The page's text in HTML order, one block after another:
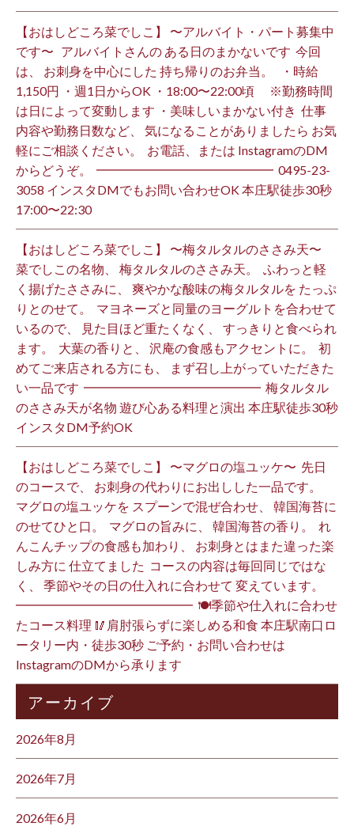
【おはしどころ菜でしこ】 〜アルバイト・パート募集中
です〜 ⁡ ⁡ アルバイトさんの ある日のまかないです ⁡ 今回
は、 お刺身を中心にした 持ち帰りのお弁当。 ⁡ ⁡ ・時給
1,150円 ・週1日からOK ・18:00〜22:00頃 ※勤務時間
は日によって変動します ・美味しいまかない付き ⁡ 仕事
内容や勤務日数など、 気になることがありましたら お気
軽にご相談ください。 ⁡ お電話、または InstagramのDM
からどうぞ。 ⁡ ━━━━━━━━━━━━━━ ⁡ ️0495-23-
3058 インスタDMでもお問い合わせOK 本庄駅徒歩30秒
17:00〜22:30 ⁡
【おはしどころ菜でしこ】 〜梅タルタルのささみ天〜 ⁡
菜でしこの名物、 梅タルタルのささみ天。 ⁡ ふわっと軽
く揚げたささみに、 爽やかな酸味の梅タルタルを たっぷ
りとのせて。 ⁡ マヨネーズと同量のヨーグルトを合わせて
いるので、 見た目ほど重たくなく、 すっきりと食べられ
ます。 ⁡ 大葉の香りと、 沢庵の食感もアクセントに。 ⁡ 初
めてご来店される方にも、 まず召し上がっていただきた
い一品です️ ⁡ ━━━━━━━━━━━━━━ ⁡ 梅タルタル
のささみ天が名物 遊び心ある料理と演出 本庄駅徒歩30秒
インスタDM予約OK ⁡
【おはしどころ菜でしこ】 〜マグロの塩ユッケ〜 ⁡ 先日
のコースで、 お刺身の代わりにお出しした一品です。 ⁡
マグロの塩ユッケを スプーンで混ぜ合わせ、 韓国海苔に
のせてひと口。 ⁡ マグロの旨みに、 韓国海苔の香り。 ⁡ れ
んこんチップの食感も加わり、 お刺身とはまた違った楽
しみ方に 仕立てました️ ⁡ コースの内容は毎回同じではな
く、 季節やその日の仕入れに合わせて 変えています。 ⁡
━━━━━━━━━━━━━━ ⁡ 🍽季節や仕入れに合わせ
たコース料理 🥢肩肘張らずに楽しめる和食 本庄駅南口ロ
ータリー内・徒歩30秒 ご予約・お問い合わせは
InstagramのDMから承ります ⁡
アーカイブ
2026年8月
2026年7月
2026年6月